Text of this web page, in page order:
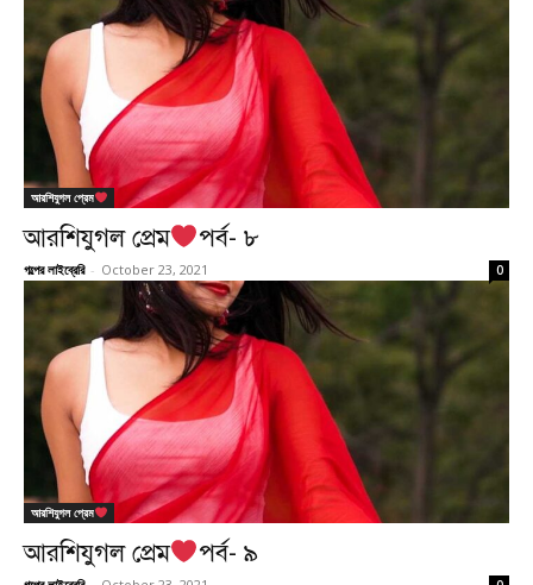
আরশিযুগল প্রেম
আরশিযুগল প্রেম পর্ব- ৮
গল্পের লাইব্রেরি - October 23, 2021 0
আরশিযুগল প্রেম
আরশিযুগল প্রেম পর্ব- ৯